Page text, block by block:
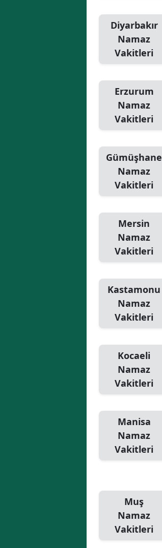
Diyarbakır
Namaz
Vakitleri
Erzurum
Namaz
Vakitleri
Gümüşhane
Namaz
Vakitleri
Mersin
Namaz
Vakitleri
Kastamonu
Namaz
Vakitleri
Kocaeli
Namaz
Vakitleri
Manisa
Namaz
Vakitleri
Muş
Namaz
Vakitleri